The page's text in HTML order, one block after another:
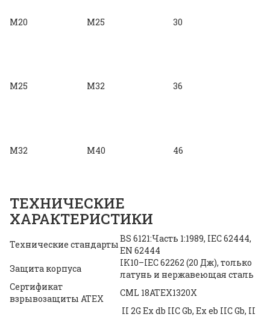
M20 M25 30
M25 M32 36
M32 M40 46
ТЕХНИЧЕСКИЕ
ХАРАКТЕРИСТИКИ
Технические стандарты
BS 6121:Часть 1:1989, IEC 62444,
EN 62444
Защита корпуса
IK10–IEC 62262 (20 Дж), только
латунь и нержавеющая сталь
Сертификат
взрывозащиты ATEX
CML 18ATEX1320X
II 2G Ex db IIC Gb, Ex eb IIC Gb, II